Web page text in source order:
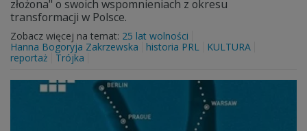
złożona" o swoich wspomnieniach z okresu
transformacji w Polsce.
Zobacz więcej na temat: 25 lat wolności
Hanna Bogoryja Zakrzewska
historia PRL
KULTURA
reportaż
Trójka